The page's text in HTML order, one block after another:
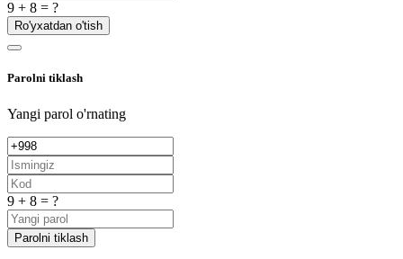
9 + 8 = ?
Ro'yxatdan o'tish
Parolni tiklash
Yangi parol o'rnating
9 + 8 = ?
Parolni tiklash